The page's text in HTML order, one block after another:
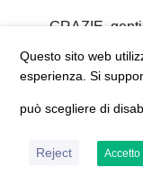
GRAZIE,
Fontana, d’
era un
candidati
rispetto dei
Questo sito web
esperienza. Si
può scegliere di
Reject Accetto